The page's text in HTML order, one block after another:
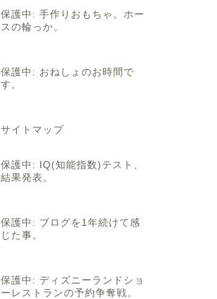
保護中: 手作りおもちゃ。ホー
スの輪っか。
保護中: おねしょのお時間で
す。
サイトマップ
保護中: IQ(知能指数)テスト、
結果発表。
保護中: ブログを1年続けて感
じた事。
保護中: ディズニーランドショ
ーレストランの予約争奪戦。